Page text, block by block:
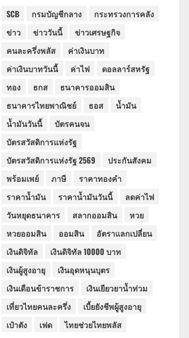
SCB กรมบัญชีกลาง
กระทรวงการคลัง
ข่าว
ข่าววันนี้
ข่าวเศรษฐกิจ
คนละครึ่งพลัส
ค่าเงินบาท
ค่าเงินบาทวันนี้
ค่าไฟ
ดอลลาร์สหรัฐ
ทอง
ธกส
ธนาคารออมสิน
ธนาคารไทยพาณิชย์
ธอส
น้ำมัน
น้ำมันวันนี้
บัตรคนจน
บัตรสวัสดิการแห่งรัฐ
บัตรสวัสดิการแห่งรัฐ 2569
ประกันสังคม
พร้อมเพย์
ภาษี
ราคาทองคำ
ราคาน้ำมัน
ราคาน้ำมันวันนี้
ลดค่าไฟ
วันหยุดธนาคาร
สลากออมสิน
หวย
หวยออมสิน
ออมสิน
อัตราแลกเปลี่ยน
เงินดิจิทัล
เงินดิจิทัล 10000 บาท
เงินผู้สูงอายุ
เงินอุดหนุนบุตร
เงินเดือนข้าราชการ
เงินเยียวยาน้ำท่วม
เที่ยวไทยคนละครึ่ง
เบี้ยยังชีพผู้สูงอายุ
เป๋าตัง
เฟด ไทยช่วยไทยพลัส